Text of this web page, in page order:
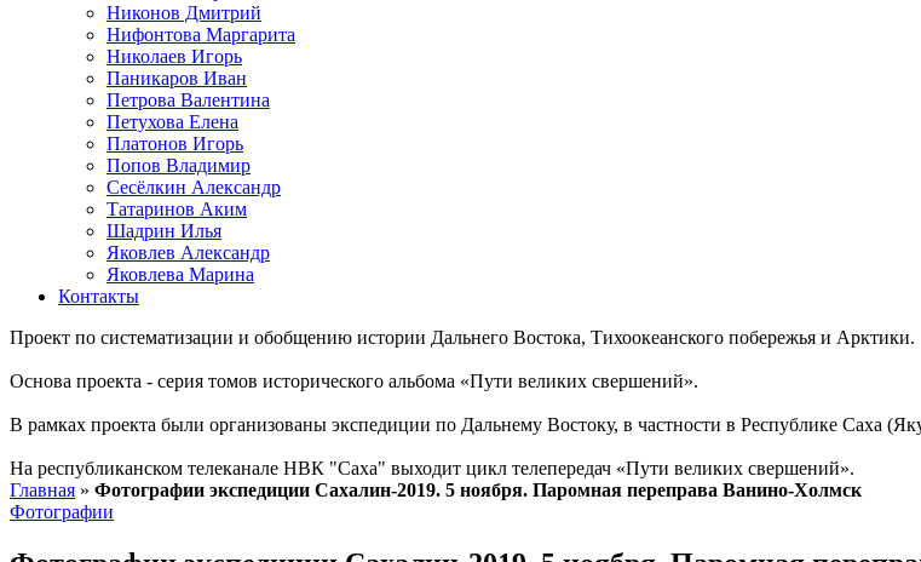
Никонов Дмитрий
Нифонтова Маргарита
Николаев Игорь
Паникаров Иван
Петрова Валентина
Петухова Елена
Платонов Игорь
Попов Владимир
Сесёлкин Александр
Татаринов Аким
Шадрин Илья
Яковлев Александр
Яковлева Марина
Контакты
Проект по систематизации и обобщению истории Дальнего Востока, Тихоокеанского побережья и Арктики.
Основа проекта - серия томов исторического альбома «Пути великих свершений».
В рамках проекта были организованы экспедиции по Дальнему Востоку, в частности в Республике Саха
На республиканском телеканале НВК "Саха" выходит цикл телепередач «Пути великих свершений».
Главная » Фотографии экспедиции Сахалин-2019. 5 ноября. Паромная переправа Ванино-Холмск
Фотографии